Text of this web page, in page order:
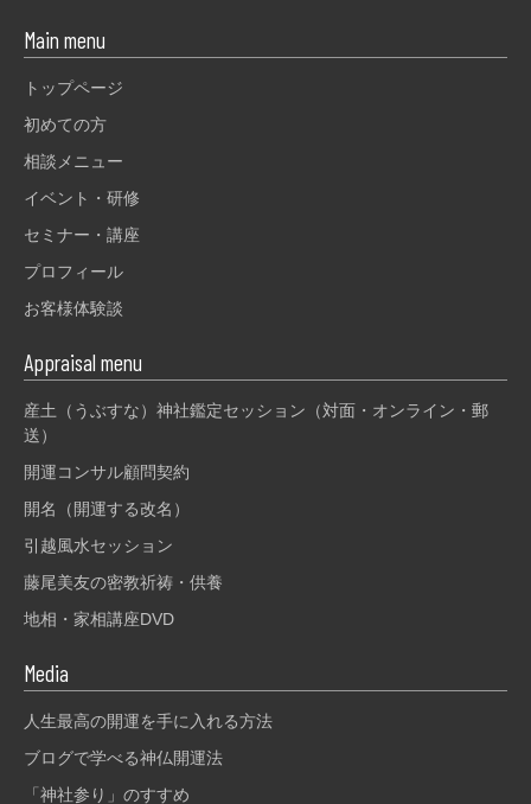
Main menu
トップページ
初めての方
相談メニュー
イベント・研修
セミナー・講座
プロフィール
お客様体験談
Appraisal menu
産土（うぶすな）神社鑑定セッション（対面・オンライン・郵
送）
開運コンサル顧問契約
開名（開運する改名）
引越風水セッション
藤尾美友の密教祈祷・供養
地相・家相講座DVD
Media
人生最高の開運を手に入れる方法
ブログで学べる神仏開運法
「神社参り」のすすめ